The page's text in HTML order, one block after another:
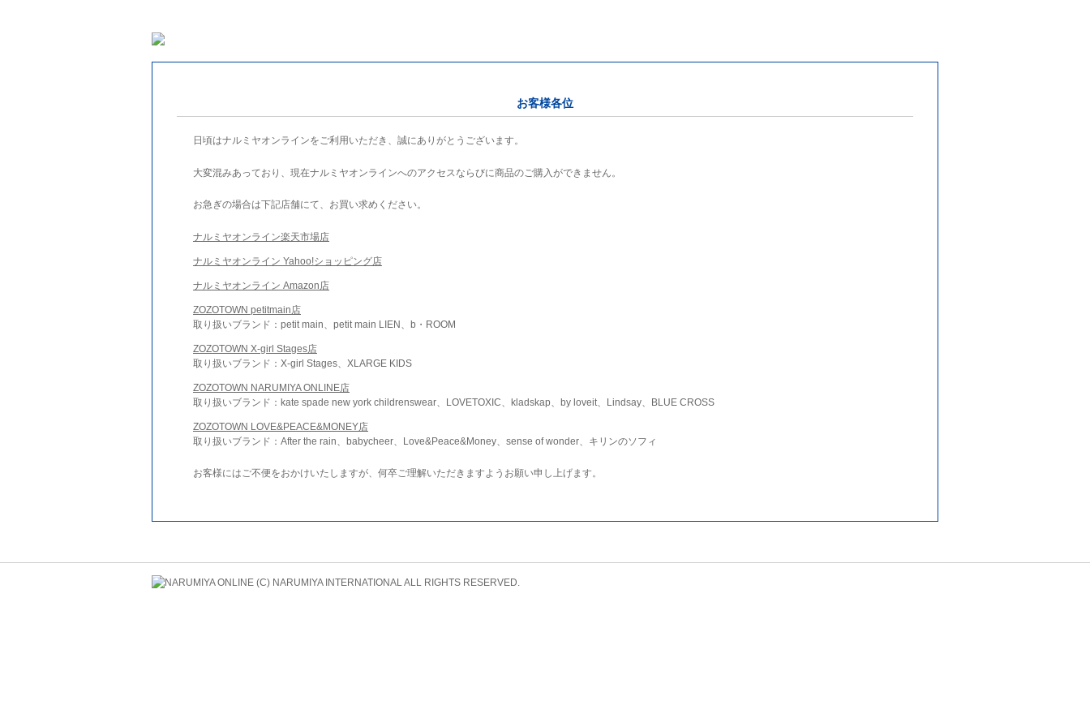
お客様各位
日頃はナルミヤオンラインをご利用いただき、誠にありがとうございます。
大変混みあっており、現在ナルミヤオンラインへのアクセスならびに商品のご購入ができません。
お急ぎの場合は下記店舗にて、お買い求めください。
ナルミヤオンライン楽天市場店
ナルミヤオンライン Yahoo!ショッピング店
ナルミヤオンライン Amazon店
ZOZOTOWN petitmain店
取り扱いブランド：petit main、petit main LIEN、b・ROOM
ZOZOTOWN X-girl Stages店
取り扱いブランド：X-girl Stages、XLARGE KIDS
ZOZOTOWN NARUMIYA ONLINE店
取り扱いブランド：kate spade new york childrenswear、LOVETOXIC、kladskap、by loveit、Lindsay、BLUE CROSS
ZOZOTOWN LOVE&PEACE&MONEY店
取り扱いブランド：After the rain、babycheer、Love&Peace&Money、sense of wonder、キリンのソフィ
お客様にはご不便をおかけいたしますが、何卒ご理解いただきますようお願い申し上げます。